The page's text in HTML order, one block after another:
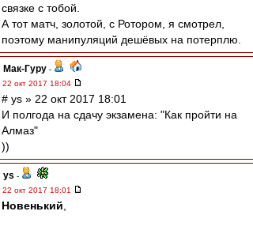
связке с тобой.
А тот матч, золотой, с Ротором, я смотрел,
поэтому манипуляций дешёвых на потерплю.
Мак-Гуру -
22 окт 2017 18:04
# ys » 22 окт 2017 18:01
И полгода на сдачу экзамена: "Как пройти на
Алмаз"
))
ys -
22 окт 2017 18:01
Новенький